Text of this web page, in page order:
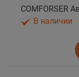
В наличии